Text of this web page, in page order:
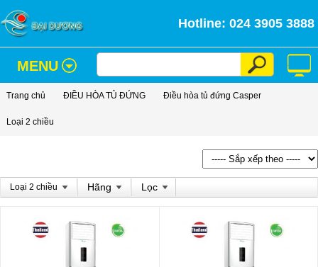
Hotline: 024 3905 3888
MENU
Trang chủ ĐIỀU HÒA TỦ ĐỨNG Điều hòa tủ đứng Casper
Loại 2 chiều
Loại 2 chiều Hãng Lọc